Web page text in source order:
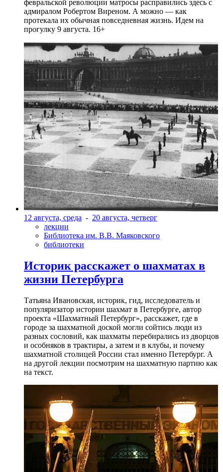
февральской революции матросы расправились здесь с
адмиралом Робертом Виреном. А можно — как
протекала их обычная повседневная жизнь. Идем на
прогулку 9 августа. 16+
12 августа, среда - 20 августа, четверг
лекции
Библиотека им. В.В. Маяковского
библиотеки
Историк расскажет о шахматах в
жизни Петербурга
Татьяна Ивановская, историк, гид, исследователь и
популяризатор истории шахмат в Петербурге, автор
проекта «Шахматный Петербург», расскажет, где в
городе за шахматной доской могли сойтись люди из
разных сословий, как шахматы перебирались из дворцов
и особняков в трактиры, а затем и в клубы, и почему
шахматной столицей России стал именно Петербург. А
на другой лекции посмотрим на шахматную партию как
на текст.